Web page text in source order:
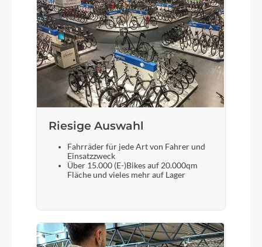
Riesige Auswahl
Fahrräder für jede Art von Fahrer und
Einsatzzweck
Über 15.000 (E-)Bikes auf 20.000qm
Fläche und vieles mehr auf Lager